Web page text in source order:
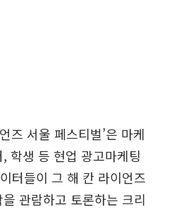
즈 서울 페스티벌’은 마케
학생 등 현업 광고마케팅
터들이 그 해 칸 라이언즈
관람하고 토론하는 크리